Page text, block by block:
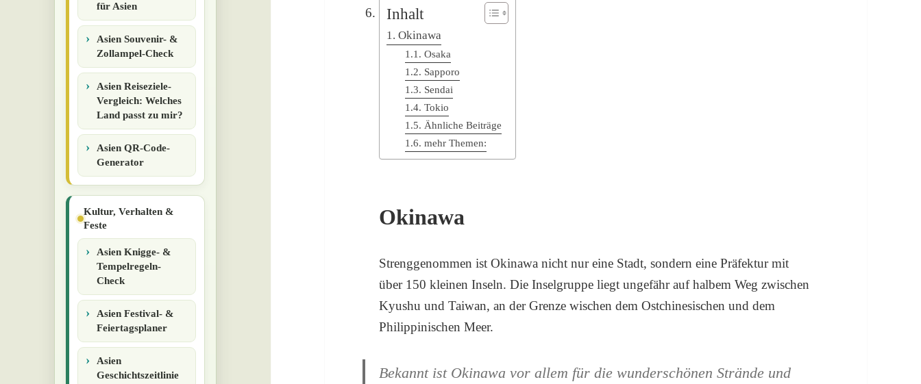
für Asien
Asien Souvenir- &
Zollampel-Check
Asien Reiseziele-
Vergleich: Welches
Land passt zu mir?
Asien QR-Code-
Generator
Kultur, Verhalten &
Feste
Asien Knigge- &
Tempelregeln-
Check
Asien Festival- &
Feiertagsplaner
Asien
Geschichtszeitlinie
Inhalt
Okinawa
Osaka
Sapporo
Sendai
Tokio
Ähnliche Beiträge
mehr Themen:
Okinawa
Strenggenommen ist Okinawa nicht nur eine Stadt, sondern eine Präfektur mit
über 150 kleinen Inseln. Die Inselgruppe liegt ungefähr auf halbem Weg zwischen
Kyushu und Taiwan, an der Grenze wischen dem Ostchinesischen und dem
Philippinischen Meer.
Bekannt ist Okinawa vor allem für die wunderschönen Strände und